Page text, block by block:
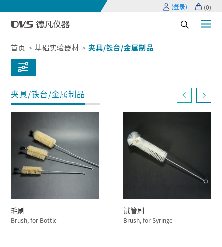
(登录) (0)
首页 基础实验器材 夹具/铁台/金属制品
夹具/铁台/金属制品
毛刷
Brush, for Bottle
试管刷
Brush, for Syringe